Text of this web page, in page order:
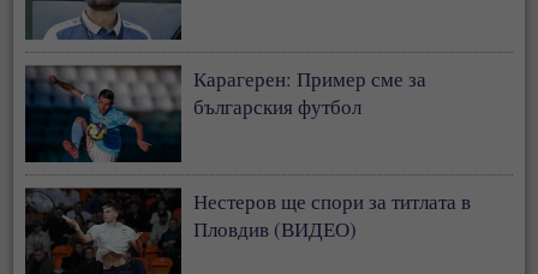
Карагерен: Пример сме за
българския футбол
Нестеров ще спори за титлата в
Пловдив (ВИДЕО)